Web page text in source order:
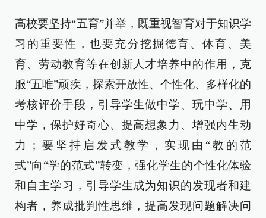
高校要坚持“五育”并举，既重视智育对于知识学
习的重要性，也要充分挖掘德育、体育、美
育、劳动教育等在创新人才培养中的作用，克
服“五唯”顽疾，探索开放性、个性化、多样化的
考核评价手段，引导学生做中学、玩中学、用
中学，保护好奇心、提高想象力、增强内生动
力；要坚持启发式教学，实现由“教的范
式”向“学的范式”转变，强化学生的个性化体验
和自主学习，引导学生成为知识的发现者和建
构者，养成批判性思维，提高发现问题解决问